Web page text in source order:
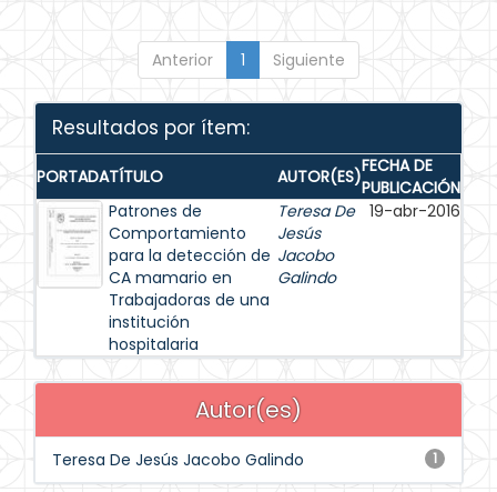
Anterior 1 Siguiente
Resultados por ítem:
PORTADATÍTULO AUTOR(ES)FECHA DE
PUBLICACIÓN
Patrones de
Comportamiento
para la detección de
CA mamario en
Trabajadoras de una
institución
hospitalaria
Teresa De
Jesús
Jacobo
Galindo
19-abr-2016
Autor(es)
1
Teresa De Jesús Jacobo Galindo